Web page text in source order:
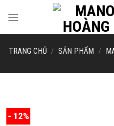
TRANG CHỦ / SẢN PHẨM /
- 12%